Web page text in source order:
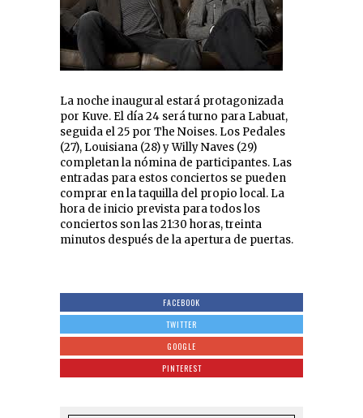
La noche inaugural estará protagonizada
por Kuve. El día 24 será turno para Labuat,
seguida el 25 por The Noises. Los Pedales
(27), Louisiana (28) y Willy Naves (29)
completan la nómina de participantes. Las
entradas para estos conciertos se pueden
comprar en la taquilla del propio local. La
hora de inicio prevista para todos los
conciertos son las 21:30 horas, treinta
minutos después de la apertura de puertas.
FACEBOOK
TWITTER
GOOGLE
PINTEREST